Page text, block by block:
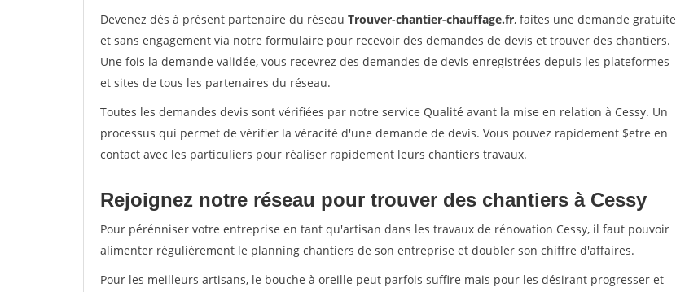
Devenez dès à présent partenaire du réseau Trouver-chantier-chauffage.fr, faites une demande gratuite
et sans engagement via notre formulaire pour recevoir des demandes de devis et trouver des chantiers.
Une fois la demande validée, vous recevrez des demandes de devis enregistrées depuis les plateformes
et sites de tous les partenaires du réseau.
Toutes les demandes devis sont vérifiées par notre service Qualité avant la mise en relation à Cessy. Un
processus qui permet de vérifier la véracité d'une demande de devis. Vous pouvez rapidement $etre en
contact avec les particuliers pour réaliser rapidement leurs chantiers travaux.
Rejoignez notre réseau pour trouver des chantiers à Cessy
Pour pérénniser votre entreprise en tant qu'artisan dans les travaux de rénovation Cessy, il faut pouvoir
alimenter régulièrement le planning chantiers de son entreprise et doubler son chiffre d'affaires.
Pour les meilleurs artisans, le bouche à oreille peut parfois suffire mais pour les désirant progresser et